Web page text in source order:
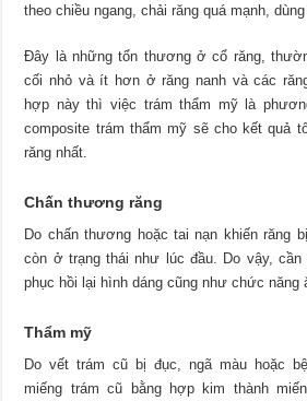
theo chiều ngang, chải răng quá mạnh,
Đây là những tổn thương ở cổ răng,
cối nhỏ và ít hơn ở răng nanh và các
hợp này thì việc trám thẩm mỹ là
composite trám thẩm mỹ sẽ cho kết quả
răng nhất.
Chấn thương răng
Do chấn thương hoặc tai nạn khiến răng
còn ở trạng thái như lúc đầu. Do vậy,
phục hồi lại hình dáng cũng như chức năng
Thẩm mỹ
Do vết trám cũ bị đục, ngã màu hoặc
miếng trám cũ bằng hợp kim thành